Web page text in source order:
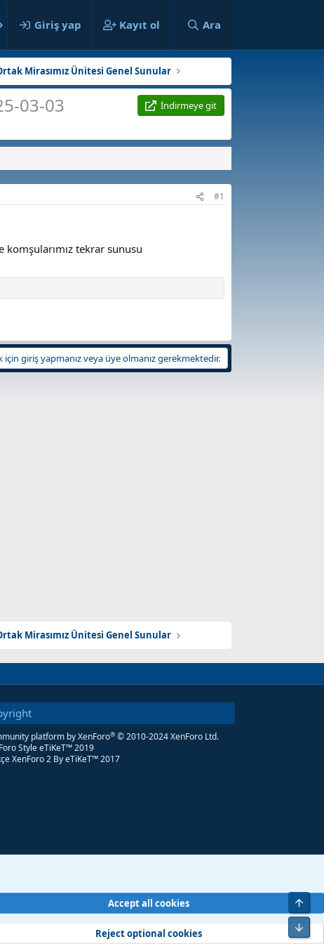
Giriş yap Kayıt ol Ara
Mirasımız Ünitesi Genel Sunular
03-03
İndirmeye git
#1
komşularımız tekrar sunusu
giriş yapmanız veya üye olmanız gerekmektedir.
Mirasımız Ünitesi Genel Sunular
platform by XenForo® © 2010-2024 XenForo Ltd.
Style eTiKeT™ 2019
XenForo 2By eTiKeT™ 2017
Accept all cookies
Reject optional cookies